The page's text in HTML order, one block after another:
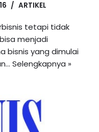
ARTIKEL
tetapi tidak
menjadi
bisnis yang dimulai
Selengkapnya »